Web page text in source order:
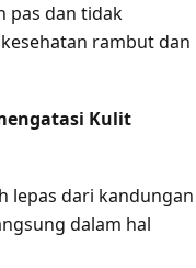
pas dan tidak
rambut dan
Kulit
lepas dari kandungan
dalam hal